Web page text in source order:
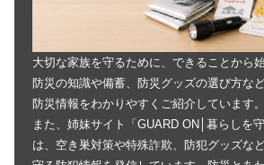
大切な家族を守るために、できることから
防災の知識や備蓄、防災グッズの選び方な
防災情報をわかりやすくご紹介しています。
また、姉妹サイト「GUARD ON│暮らしを
は、空き巣対策や特殊詐欺、防犯グッズな